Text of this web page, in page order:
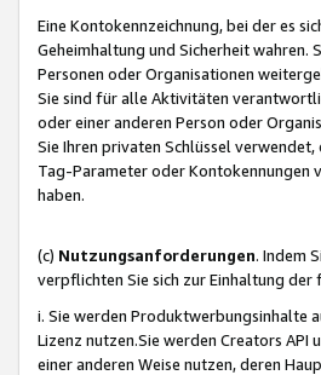
Eine Kontokennzeichnung, bei der es
Geheimhaltung und Sicherheit
Personen oder Organisationen
Sie sind für alle Aktivitäten
oder einer anderen Person oder
Sie Ihren privaten Schlüssel
Tag-Parameter oder Kontokennungen
haben.
(c) Nutzungsanforderungen. Indem
verpflichten Sie sich zur Einhaltung
i. Sie werden Produktwerbungsinhalte
Lizenz nutzen.Sie werden Creators
einer anderen Weise nutzen, deren